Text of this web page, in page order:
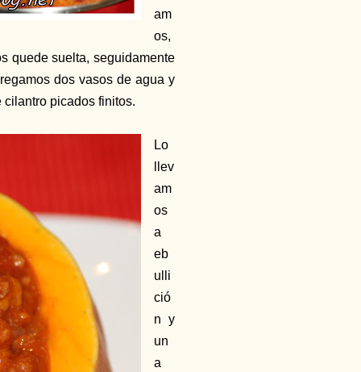
am
os,
quede suelta, seguidamente
dos vasos de agua y
cilantro picados finitos.
Lo
llev
am
os
a
eb
ulli
ció
n y
un
a